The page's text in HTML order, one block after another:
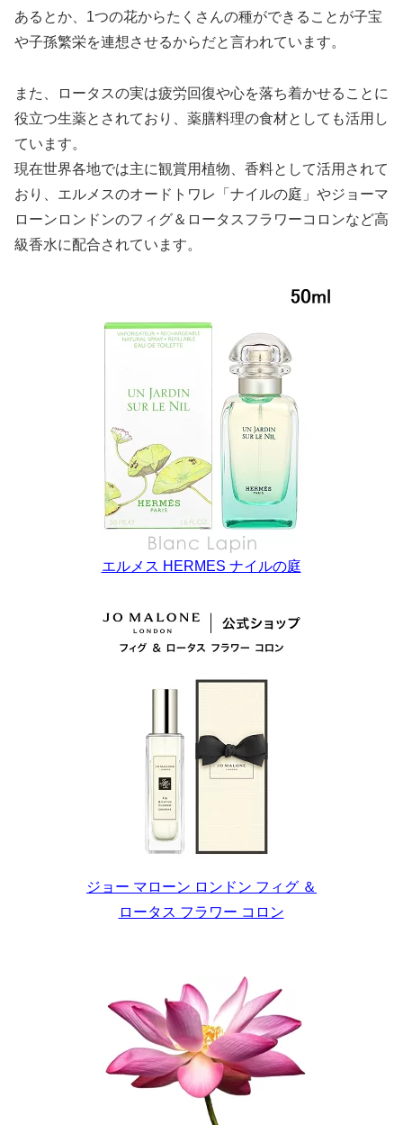
あるとか、1つの花からたくさんの種ができることが子宝
や子孫繁栄を連想させるからだと言われています。
また、ロータスの実は疲労回復や心を落ち着かせることに
役立つ生薬とされており、薬膳料理の食材としても活用し
ています。
現在世界各地では主に観賞用植物、香料として活用されて
おり、エルメスのオードトワレ「ナイルの庭」やジョーマ
ローンロンドンのフィグ＆ロータスフラワーコロンなど高
級香水に配合されています。
エルメス HERMES ナイルの庭
ジョー マローン ロンドン フィグ ＆
ロータス フラワー コロン